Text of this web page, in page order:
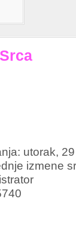
utorak,
izmene